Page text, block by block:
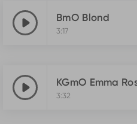
BmO Blond
3:17
KGmO Emma
3:32